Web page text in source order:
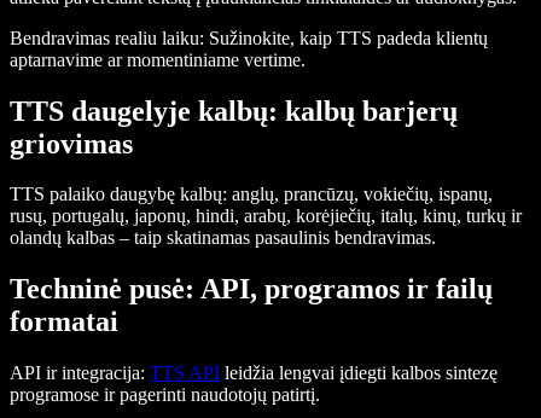
Bendravimas realiu laiku: Sužinokite, kaip TTS padeda klientų
aptarnavime ar momentiniame vertime.
TTS daugelyje kalbų: kalbų barjerų
griovimas
TTS palaiko daugybę kalbų: anglų, prancūzų, vokiečių, ispanų,
rusų, portugalų, japonų, hindi, arabų, korėjiečių, italų, kinų, turkų ir
olandų kalbas – taip skatinamas pasaulinis bendravimas.
Techninė pusė: API, programos ir failų
formatai
API ir integracija: TTS API leidžia lengvai įdiegti kalbos sintezę
programose ir pagerinti naudotojų patirtį.